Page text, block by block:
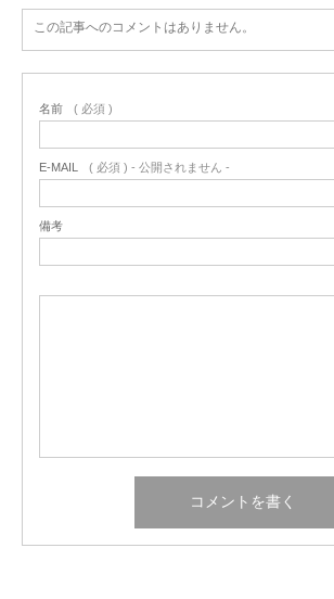
この記事へのコメントはありません。
名前 ( 必須 )
E-MAIL ( 必須 ) - 公開されません -
備考